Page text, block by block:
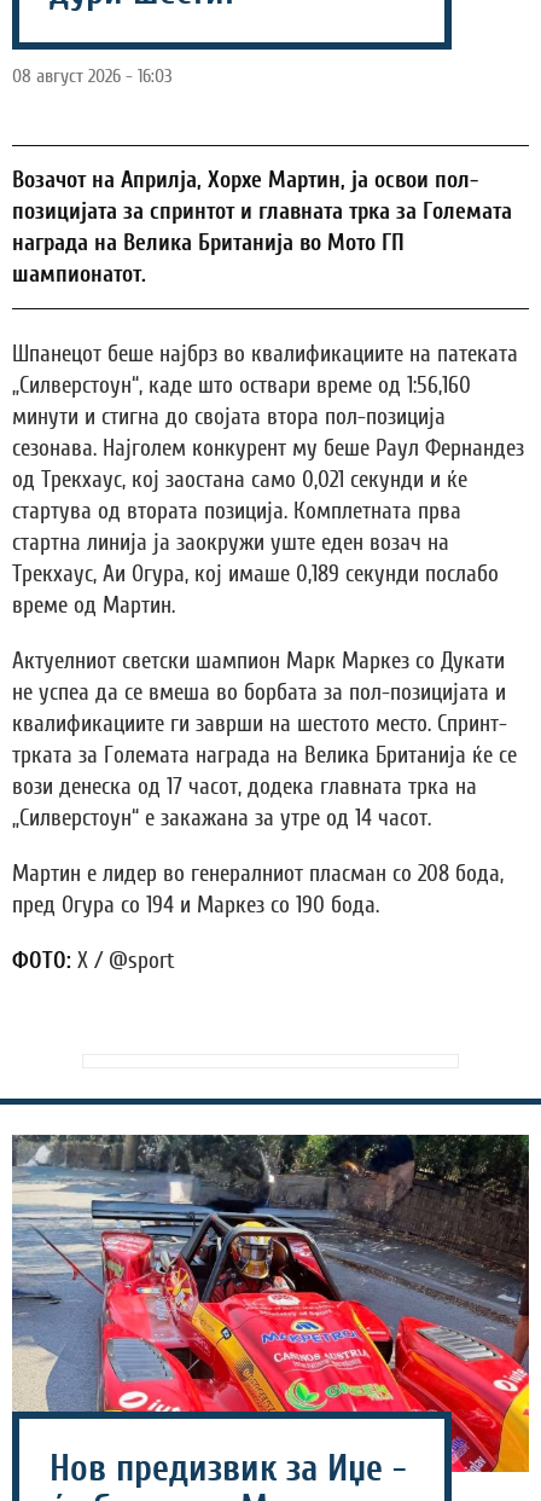
08 август 2026 - 16:03
Возачот на Априлја, Хорхе Мартин, ја освои пол-
позицијата за спринтот и главната трка за Големата
награда на Велика Британија во Мото ГП
шампионатот.
Шпанецот беше најбрз во квалификациите на патеката
„Силверстоун“, каде што оствари време од 1:56,160
минути и стигна до својата втора пол-позиција
сезонава. Најголем конкурент му беше Раул Фернандез
од Трекхаус, кој заостана само 0,021 секунди и ќе
стартува од втората позиција. Комплетната прва
стартна линија ја заокружи уште еден возач на
Трекхаус, Аи Огура, кој имаше 0,189 секунди послабо
време од Мартин.
Актуелниот светски шампион Марк Маркез со Дукати
не успеа да се вмеша во борбата за пол-позицијата и
квалификациите ги заврши на шестото место. Спринт-
трката за Големата награда на Велика Британија ќе се
вози денеска од 17 часот, додека главната трка на
„Силверстоун“ е закажана за утре од 14 часот.
Мартин е лидер во генералниот пласман со 208 бода,
пред Огура со 194 и Маркез со 190 бода.
ФОТО: X / @sport
Нов предизвик за Иџе -